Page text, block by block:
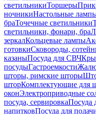
светильникиТоршеры
ночникиНастольные
браТочечные светильники
светильники, фонари, бра
зеркалКольцевые лампы
готовкиСковороды,
казаныПосуда для СВЧ
посудыГастроемкости
шторы, римские шторы
шторКомплектующие для
оконЭлектроприводные
посуда, сервировкаПосуда
напитковПосуда для